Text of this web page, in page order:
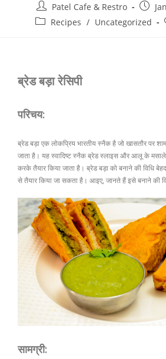
Patel Cafe & Restro
Recipes / Uncategorized
ब्रेड बड़ा रेसिपी
परिचय:
ब्रेड बड़ा एक लोकप्रिय भारतीय स्नैक है जो खासतौर पर
जाता है। यह स्वादिष्ट स्नैक ब्रेड स्लाइस और आलू के मसाले
करके तैयार किया जाता है। ब्रेड बड़ा को बनाने की विधि
से तैयार किया जा सकता है। आइए, जानते हैं इसे बनाने की
सामग्री: